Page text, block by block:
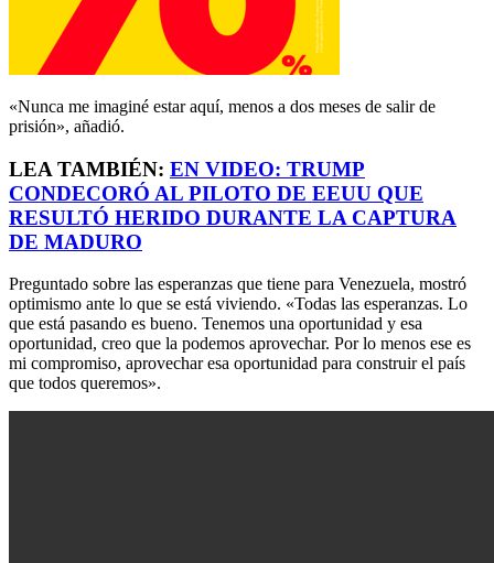
«Nunca me imaginé estar aquí, menos a dos meses de salir de
prisión», añadió.
LEA TAMBIÉN: EN VIDEO: TRUMP
CONDECORÓ AL PILOTO DE EEUU QUE
RESULTÓ HERIDO DURANTE LA CAPTURA
DE MADURO
Preguntado sobre las esperanzas que tiene para Venezuela, mostró
optimismo ante lo que se está viviendo. «Todas las esperanzas. Lo
que está pasando es bueno. Tenemos una oportunidad y esa
oportunidad, creo que la podemos aprovechar. Por lo menos ese es
mi compromiso, aprovechar esa oportunidad para construir el país
que todos queremos».